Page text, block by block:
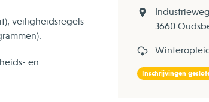
veiligheidsregels
en
3660
Inschrijvingen